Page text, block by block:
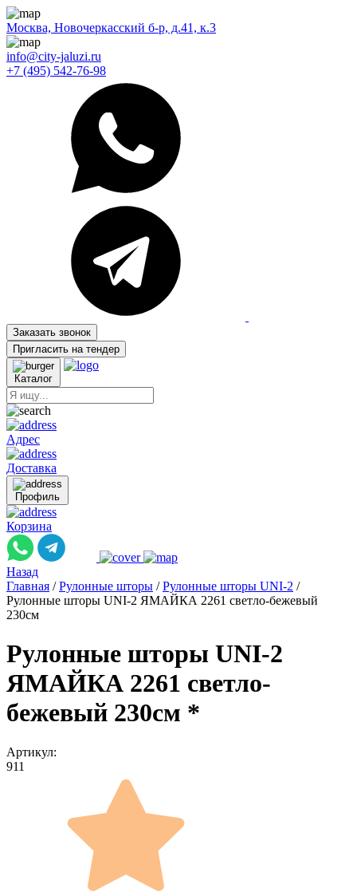
Москва, Новочеркасский б-р, д.41, к.3
info@city-jaluzi.ru
+7 (495) 542-76-98
Заказать звонок
Пригласить на тендер
Каталог
Адрес
Доставка
Профиль
Корзина
Назад
Главная / Рулонные шторы / Рулонные шторы UNI-2 /
Рулонные шторы UNI-2 ЯМАЙКА 2261 светло-бежевый
230см
Рулонные шторы UNI-2
ЯМАЙКА 2261 светло-
бежевый 230см *
Артикул:
911